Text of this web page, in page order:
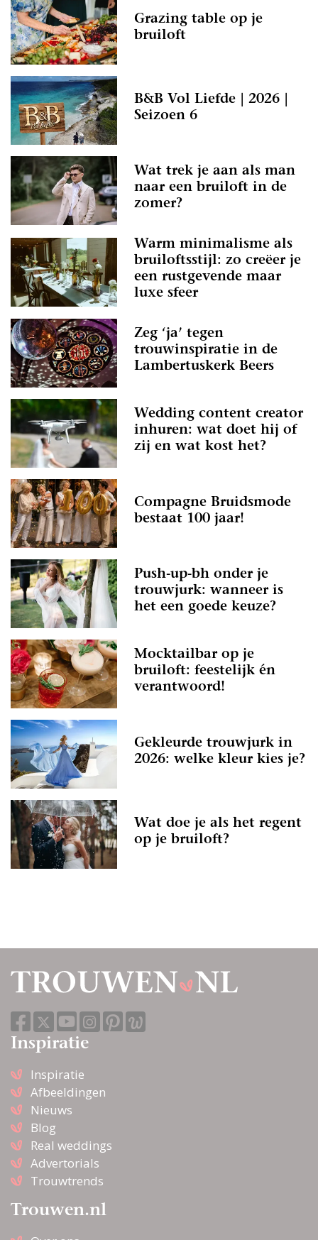
Grazing table op je
bruiloft
B&B Vol Liefde | 2026 |
Seizoen 6
Wat trek je aan als man
naar een bruiloft in de
zomer?
Warm minimalisme als
bruiloftsstijl: zo creëer je
een rustgevende maar
luxe sfeer
Zeg ‘ja’ tegen
trouwinspiratie in de
Lambertuskerk Beers
Wedding content creator
inhuren: wat doet hij of
zij en wat kost het?
Compagne Bruidsmode
bestaat 100 jaar!
Push-up-bh onder je
trouwjurk: wanneer is
het een goede keuze?
Mocktailbar op je
bruiloft: feestelijk én
verantwoord!
Gekleurde trouwjurk in
2026: welke kleur kies je?
Wat doe je als het regent
op je bruiloft?
Inspiratie
Inspiratie
Afbeeldingen
Nieuws
Blog
Real weddings
Advertorials
Trouwtrends
Trouwen.nl